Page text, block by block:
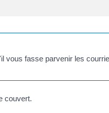
vous fasse parvenir les
couvert.